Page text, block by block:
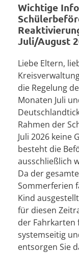
Wichtige
Juli/August
Liebe Eltern,
die Regelung
Monaten Juli
Rahmen der
Juli 2026 keine
besteht die
ausschließlich
Da der
Sommerferien
Kind
für diesen
der Fahrkarten
systemseitig
entsorgen Sie